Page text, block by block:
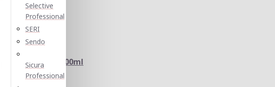
Selective
Professional
SERI
Sendo
Sicura
Professional
OWAY HColor 100ml